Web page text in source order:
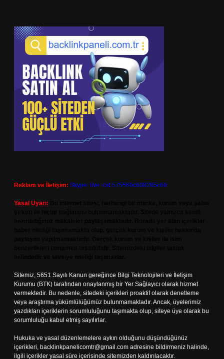
Reklam ve İletişim: Skype: live:.cid.575569c608265c69
Yasal Uyarı:
Sitemiz, 5651 Sayılı Kanun gereğince Bilgi Teknolojileri ve İletişim
Kurumu (BTK) tarafından onaylanmış bir Yer Sağlayıcı olarak hizmet
vermektedir. Bu nedenle, sitedeki içerikleri proaktif olarak denetleme
veya araştırma yükümlülüğümüz bulunmamaktadır. Ancak, üyelerimiz
yazdıkları içeriklerin sorumluluğunu taşımakta olup, siteye üye olarak bu
sorumluluğu kabul etmiş sayılırlar.
Hukuka ve yasal düzenlemelere aykırı olduğunu düşündüğünüz
içerikleri, backlinkpanelicomtr@gmail.com adresine bildirmeniz halinde,
ilgili içerikler yasal süre içerisinde sitemizden kaldırılacaktır.